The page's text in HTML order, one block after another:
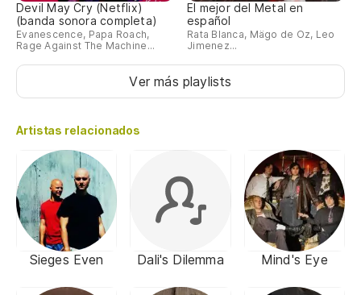
Devil May Cry (Netflix)
(banda sonora completa)
Evanescence, Papa Roach,
Rage Against The Machine...
El mejor del Metal en
español
Rata Blanca, Mägo de Oz, Leo
Jimenez...
Ver más playlists
Artistas relacionados
Sieges Even Dali's Dilemma Mind's Eye